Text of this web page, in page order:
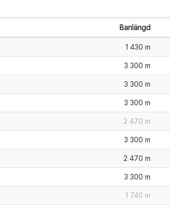
Banlängd
1 430 m
3 300 m
3 300 m
3 300 m
2 470 m
3 300 m
2 470 m
3 300 m
1 740 m